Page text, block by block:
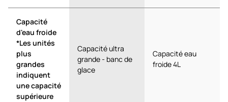
Capacité
d'eau froide
*Les unités
plus
grandes
indiquent
une capacité
supérieure
Capacité ultra
grande - banc de
glace
Capacité eau
froide 4L